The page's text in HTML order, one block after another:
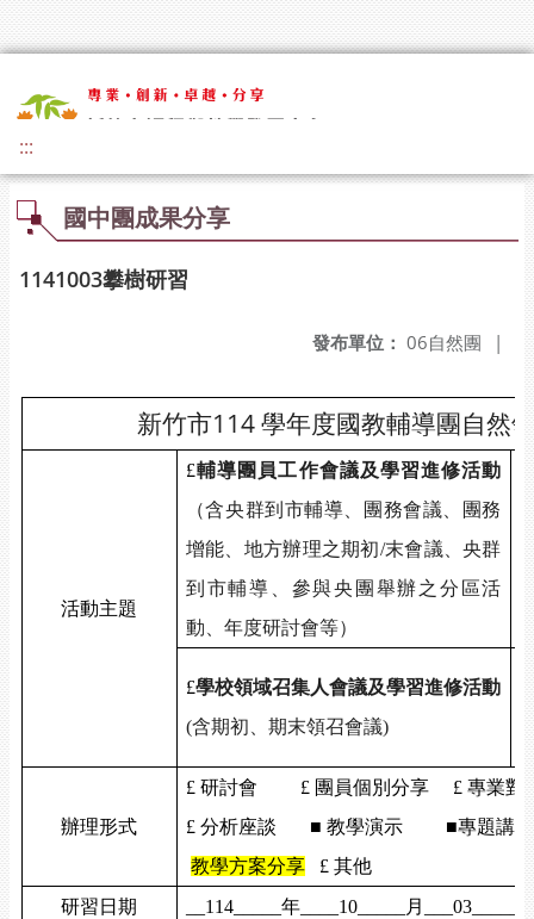
:::
國中團成果分享
1141003攀樹研習
發布單位： 06自然團 |
新竹市114學年度國教輔導團自然
活動主題
£輔導團員工作會議及學習進修活動
（含央群到市輔導、團務會議、團務
增能、地方辦理之期初/末會議、央群
到市輔導、參與央團舉辦之分區活
動、年度研討會等）
£學校領域召集人會議及學習進修活動
(含期初、期末領召會議)
辦理形式
£ 研討會 £ 團員個別分享 £ 專業對
£ 分析座談 ■ 教學演示
■專題講座
教學方案分享
£ 其他
研習日期
__114_____ 年____10_____ 月 ___03______